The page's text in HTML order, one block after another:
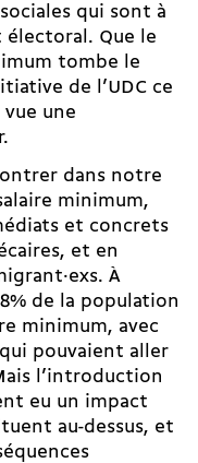
qui sont à
électoral. Que le
tombe le
de l’UDC ce
une
dans notre
minimum,
et concrets
et en
À
de la population
minimum, avec
pouvaient aller
l’introduction
eu un impact
au-dessus, et